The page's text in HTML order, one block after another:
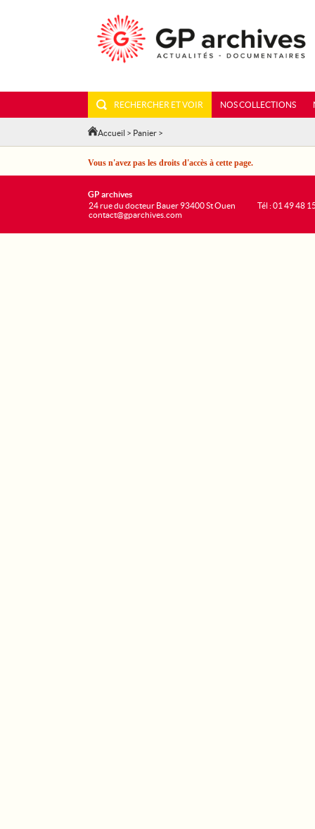
RECHERCHER ET VOIR NOS COLLECTIONS
Accueil > Panier >
Vous n'avez pas les droits d'accès à cette page.
GP archives
24 rue du docteur Bauer 93400 St Ouen
contact@gparchives.com
Tél : 01 49 48